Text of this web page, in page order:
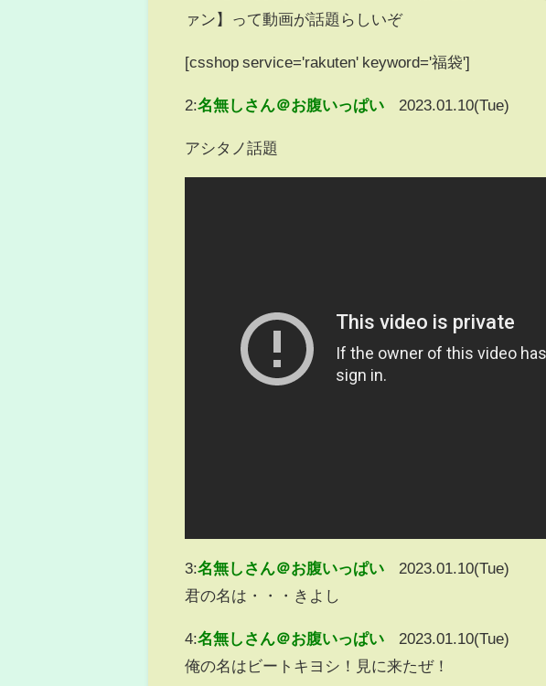
ァン】って動画が話題らしいぞ
[csshop service='rakuten' keyword='福袋']
2:名無しさん＠お腹いっぱい 2023.01.10(Tue)
アシタノ話題
3:名無しさん＠お腹いっぱい
2023.01.10(Tue)
君の名は・・・きよし
4:名無しさん＠お腹いっぱい
2023.01.10(Tue)
俺の名はビートキヨシ！見に来たぜ！